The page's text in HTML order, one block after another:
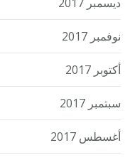
نوفمبر 2017
أكتوبر 2017
سبتمبر 2017
أغسطس 2017